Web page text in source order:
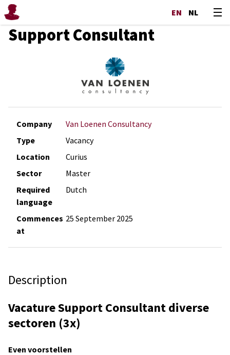
EN NL
Support Consultant
Company
Van Loenen Consultancy
Type
Vacancy
Location
Curius
Sector
Master
Required
language
Dutch
Commences
at
25 September 2025
Description
Vacature Support Consultant diverse
sectoren (3x)
Even voorstellen